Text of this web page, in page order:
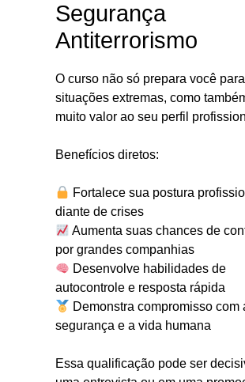
Segurança
Antiterrorismo
O curso não só prepara você para
situações extremas, como
muito valor ao seu perfil
Benefícios diretos:
Fortalece sua postura
diante de crises
Aumenta suas chances de
por grandes companhias
Desenvolve habilidades de
autocontrole e resposta rápida
Demonstra compromisso com
segurança e a vida humana
Essa qualificação pode ser